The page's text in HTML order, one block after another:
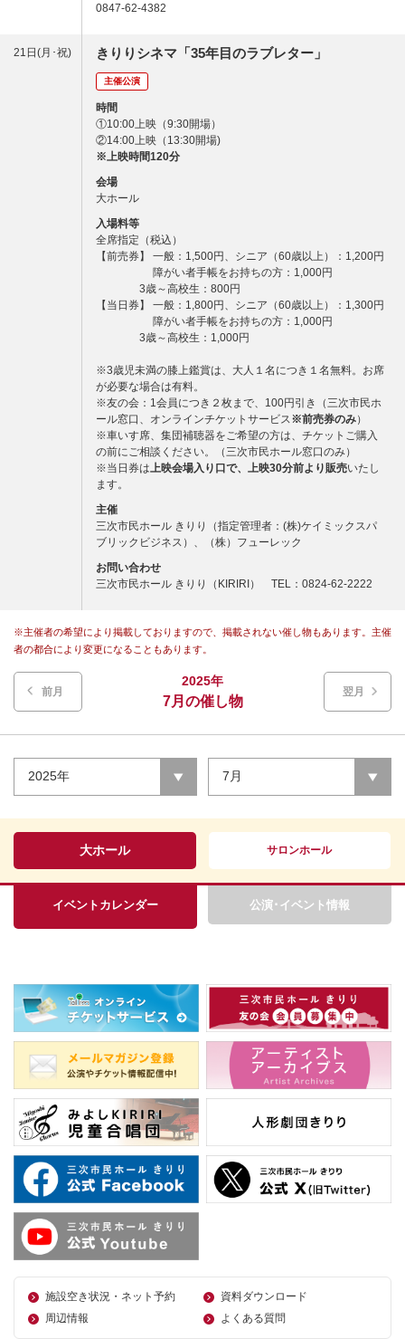
0847-62-4382
21日(月･祝) きりりシネマ「35年目のラブレター」
主催公演
時間
①10:00上映（9:30開場）
②14:00上映（13:30開場)
※上映時間120分
会場
大ホール
入場料等
全席指定（税込）
【前売券】 一般：1,500円、シニア（60歳以上）：1,200円
障がい者手帳をお持ちの方：1,000円
3歳～高校生：800円
【当日券】 一般：1,800円、シニア（60歳以上）：1,300円
障がい者手帳をお持ちの方：1,000円
3歳～高校生：1,000円
※3歳児未満の膝上鑑賞は、大人１名につき１名無料。お席
が必要な場合は有料。
※友の会：1会員につき２枚まで、100円引き（三次市民ホ
ール窓口、オンラインチケットサービス※前売券のみ）
※車いす席、集団補聴器をご希望の方は、チケットご購入
の前にご相談ください。（三次市民ホール窓口のみ）
※当日券は上映会場入り口で、上映30分前より販売いたし
ます。
主催
三次市民ホール きりり（指定管理者：(株)ケイミックスパ
ブリックビジネス）、（株）フューレック
お問い合わせ
三次市民ホール きりり（KIRIRI） TEL：0824-62-2222
※主催者の希望により掲載しておりますので、掲載されない催し物もあります。主催
者の都合により変更になることもあります。
翌月
前月
2025年
7月の催し物
2025年 7月
大ホール サロンホール
イベントカレンダー 公演･イベント情報
施設空き状況・ネット予約
資料ダウンロード
周辺情報
よくある質問